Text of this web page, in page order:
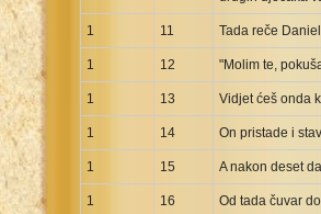
Greek Septuagint Old Testament
Hebrew Modern Bible
Hebrew OT WM Leningrad Codex
Icelandic Bible
Indonesian Bahasa Bible
Indonesian Baru Bible
1 11 Tada reče
1 12 "Molim te,
1 13 Vidjet ćeš onda
1 14 On pristade i
1 15 A nakon deset
1 16 Od tada čuvar